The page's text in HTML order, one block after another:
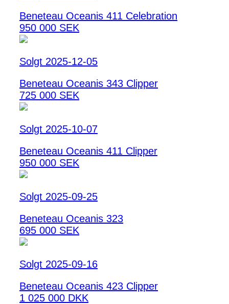
Beneteau Oceanis 411 Celebration
950 000 SEK
Solgt 2025-12-05
Beneteau Oceanis 343 Clipper
725 000 SEK
Solgt 2025-10-07
Beneteau Oceanis 411 Clipper
950 000 SEK
Solgt 2025-09-25
Beneteau Oceanis 323
695 000 SEK
Solgt 2025-09-16
Beneteau Oceanis 423 Clipper
1 025 000 DKK